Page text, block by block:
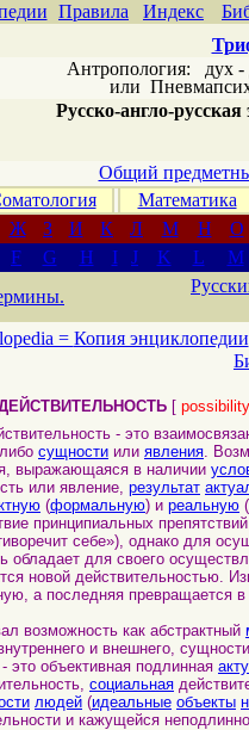
Правила Индекс
Антропология: дух -
или
Русско-англо-
Общий
Математика
Ж З И К Л М Н О
F G H I J K L M
= Копия энциклопедии
[
- это
сущности или явления.
выражающаяся в наличии
или явление, результат
(формальную) и реальную (
принципиальных
себе»), однако для
обладает для своего
новой действительностью.
а последняя превращается
возможность как абстрактный
и внешнего,
объективная подлинная
социальная
людей (идеальные объекты
и кажущейся